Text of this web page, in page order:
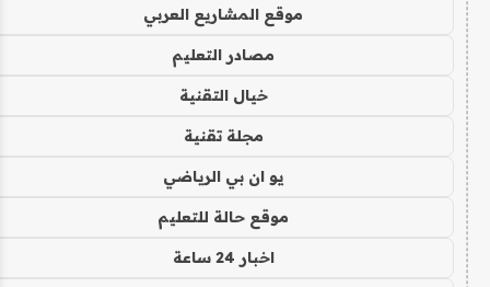
موقع المشاريع العربي
مصادر التعليم
خيال التقنية
مجلة تقنية
يو ان بي الرياضي
موقع حالة للتعليم
اخبار 24 ساعة